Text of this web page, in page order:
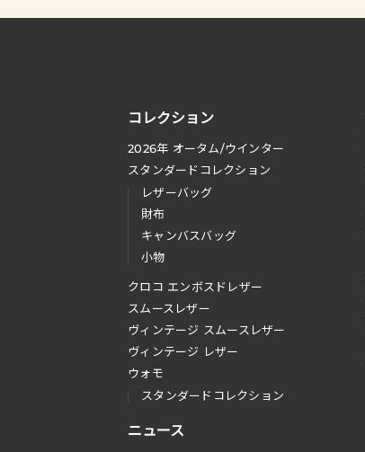
コレクション
2026年 オータム/ウインター
スタンダードコレクション
レザーバッグ
財布
キャンバスバッグ
小物
クロコ エンボスドレザー
スムースレザー
ヴィンテージ スムースレザー
ヴィンテージ レザー
ウォモ
スタンダードコレクション
ニュース